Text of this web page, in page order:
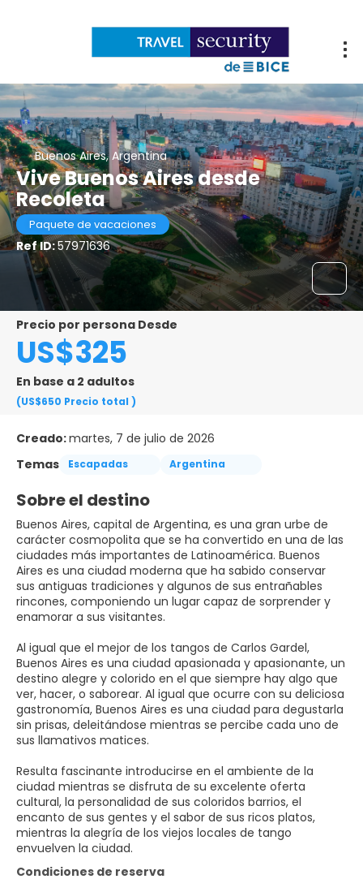
Buenos Aires, Argentina
Vive Buenos Aires desde
Recoleta
Paquete de vacaciones
Ref ID:57971636
Precio por persona Desde
US$325
En base a 2 adultos
(US$650 Precio total )
Creado:martes, 7 de julio de 2026
Temas
Escapadas Argentina
Sobre el destino
Buenos Aires, capital de Argentina, es una gran urbe de
carácter cosmopolita que se ha convertido en una de las
ciudades más importantes de Latinoamérica. Buenos
Aires es una ciudad moderna que ha sabido conservar
sus antiguas tradiciones y algunos de sus entrañables
rincones, componiendo un lugar capaz de sorprender y
enamorar a sus visitantes.
Al igual que el mejor de los tangos de Carlos Gardel,
Buenos Aires es una ciudad apasionada y apasionante, un
destino alegre y colorido en el que siempre hay algo que
ver, hacer, o saborear. Al igual que ocurre con su deliciosa
gastronomía, Buenos Aires es una ciudad para degustarla
sin prisas, deleitándose mientras se percibe cada uno de
sus llamativos matices.
Resulta fascinante introducirse en el ambiente de la
ciudad mientras se disfruta de su excelente oferta
cultural, la personalidad de sus coloridos barrios, el
encanto de sus gentes y el sabor de sus ricos platos,
mientras la alegría de los viejos locales de tango
envuelven la ciudad.
Condiciones de reserva